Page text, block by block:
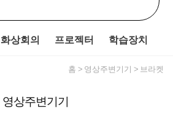
화상회의 프로젝터 학습장치
홈 영상주변기기 브라켓
영상주변기기